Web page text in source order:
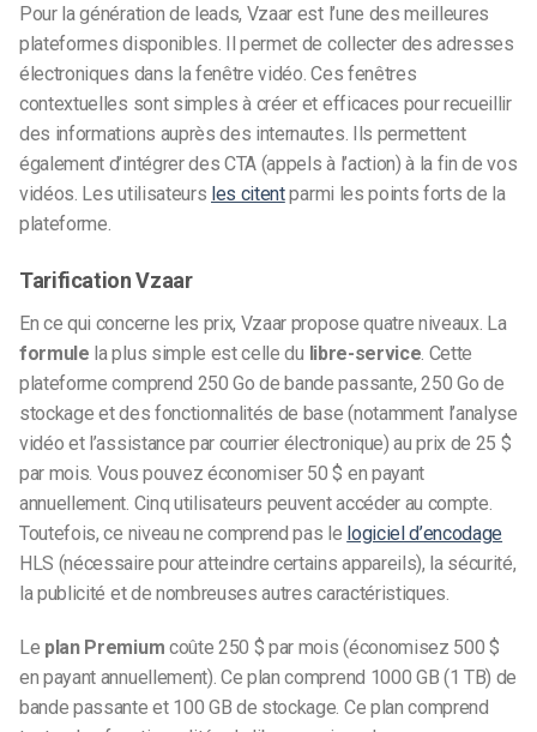
Pour la génération de leads, Vzaar est l’une des meilleures
plateformes disponibles. Il permet de collecter des adresses
électroniques dans la fenêtre vidéo. Ces fenêtres
contextuelles sont simples à créer et efficaces pour recueillir
des informations auprès des internautes. Ils permettent
également d’intégrer des CTA (appels à l’action) à la fin de vos
vidéos. Les utilisateurs les citentparmi les points forts de la
plateforme.
Tarification Vzaar
En ce qui concerne les prix, Vzaar propose quatre niveaux. La
formule la plus simple est celle du libre-service . Cette
plateforme comprend 250 Go de bande passante, 250 Go de
stockage et des fonctionnalités de base (notamment l’analyse
vidéo et l’assistance par courrier électronique) au prix de 25 $
par mois. Vous pouvez économiser 50 $ en payant
annuellement. Cinq utilisateurs peuvent accéder au compte.
Toutefois, ce niveau ne comprend pas le logiciel d’encodage
HLS (nécessaire pour atteindre certains appareils), la sécurité,
la publicité et de nombreuses autres caractéristiques.
Le plan Premium coûte 250 $ par mois (économisez 500 $
en payant annuellement). Ce plan comprend 1000 GB (1 TB) de
bande passante et 100 GB de stockage. Ce plan comprend